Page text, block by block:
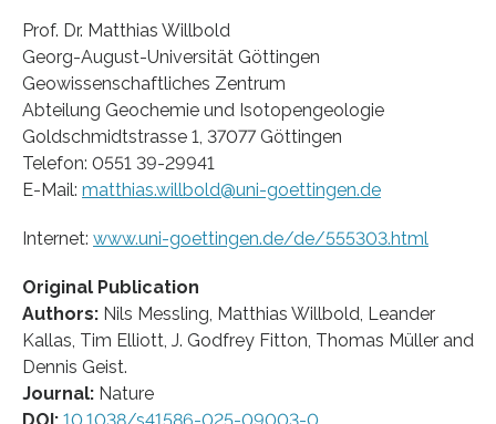
Prof. Dr. Matthias Willbold
Georg-August-Universität Göttingen
Geowissenschaftliches Zentrum
Abteilung Geochemie und Isotopengeologie
Goldschmidtstrasse 1, 37077 Göttingen
Telefon: 0551 39-29941
E-Mail: matthias.willbold@uni-goettingen.de
Internet: www.uni-goettingen.de/de/555303.html
Original Publication
Authors: Nils Messling, Matthias Willbold, Leander
Kallas, Tim Elliott, J. Godfrey Fitton, Thomas Müller and
Dennis Geist.
Journal: Nature